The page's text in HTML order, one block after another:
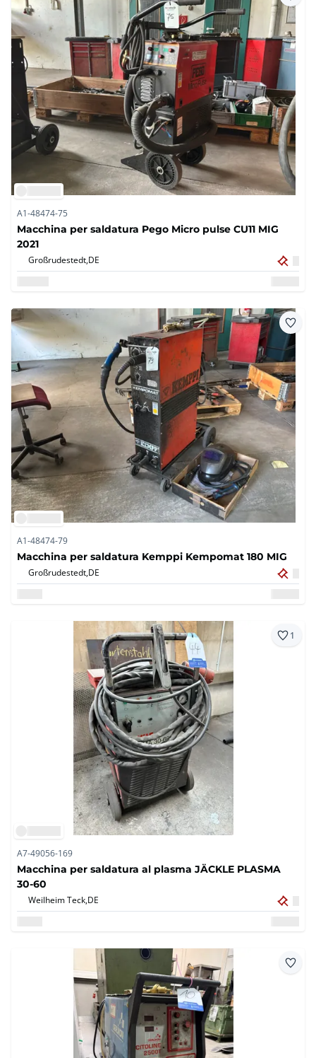
A1-48474-75
Macchina per saldatura Pego Micro pulse CU11 MIG
2021
Großrudestedt,DE
A1-48474-79
Macchina per saldatura Kemppi Kempomat 180 MIG
Großrudestedt,DE
1
A7-49056-169
Macchina per saldatura al plasma JÄCKLE PLASMA
30-60
Weilheim Teck,DE